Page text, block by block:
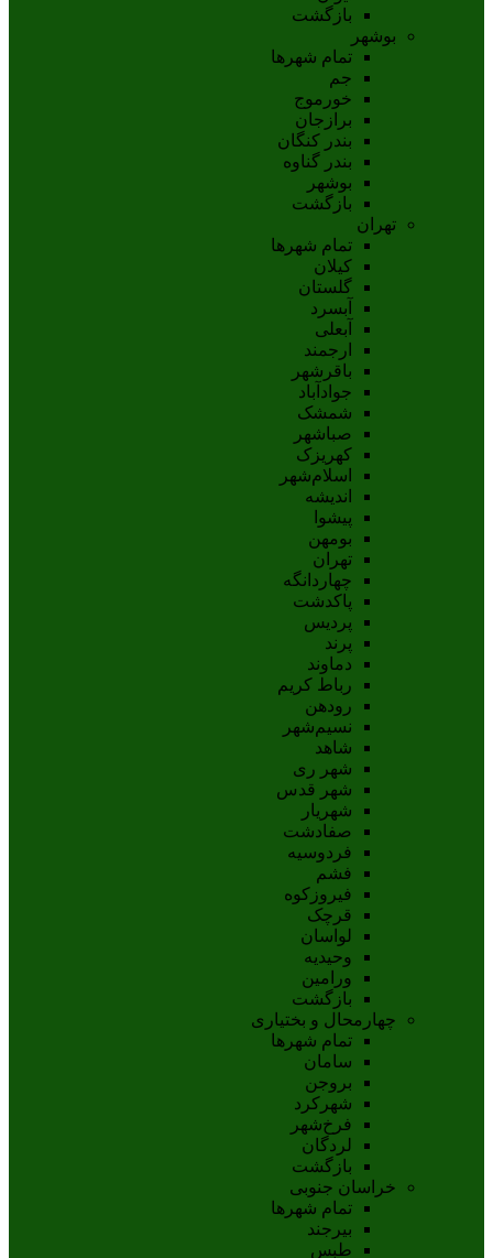
بازگشت
بوشهر
تمام شهر‌ها
جم
خورموج
برازجان
بندر کنگان
بندر گناوه
بوشهر
بازگشت
تهران
تمام شهر‌ها
کیلان
گلستان
آبسرد
آبعلی
ارجمند
باقرشهر
جوادآباد
شمشک
صباشهر
کهریزک
اسلام‌شهر
اندیشه
پيشوا
بومهن
تهران
چهاردانگه
پاکدشت
پردیس
پرند
دماوند
رباط کریم
رودهن
نسيم‌شهر
شاهد
شهر ری
شهر قدس
شهریار
صفادشت
فردوسیه
فشم
فیروزکوه
قرچک
لواسان
وحیدیه
ورامین
بازگشت
چهارمحال و بختیاری
تمام شهر‌ها
سامان
بروجن
شهرکرد
فرخ‌شهر
لردگان
بازگشت
خراسان جنوبی
تمام شهر‌ها
بيرجند
طبس